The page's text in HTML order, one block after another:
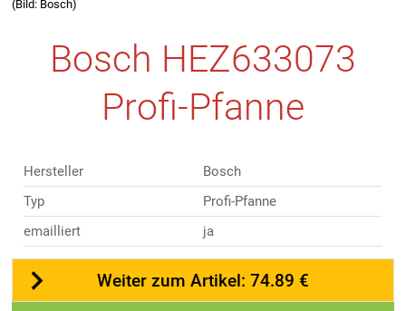
(Bild: Bosch)
Bosch HEZ633073
Profi-Pfanne
Hersteller
Bosch
Typ
Profi-Pfanne
emailliert
ja
Weiter zum Artikel: 74.89 €